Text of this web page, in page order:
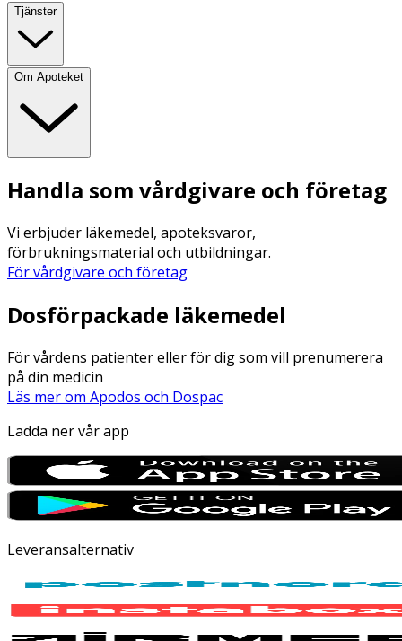
Tjänster
Om Apoteket
Handla som vårdgivare och företag
Vi erbjuder läkemedel, apoteksvaror,
förbrukningsmaterial och utbildningar.
För vårdgivare och företag
Dosförpackade läkemedel
För vårdens patienter eller för dig som vill prenumerera
på din medicin
Läs mer om Apodos och Dospac
Ladda ner vår app
Leveransalternativ